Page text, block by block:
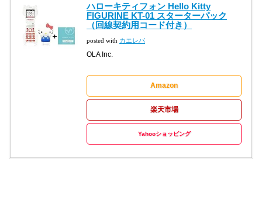
ハローキティフォン Hello Kitty
FIGURINE KT-01 スターターパック
（回線契約用コード付き）
posted with カエレバ
OLA Inc.
Amazon
楽天市場
Yahooショッピング